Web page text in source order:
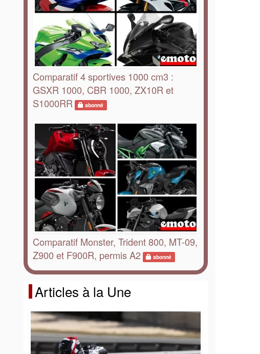
Comparatif 4 sportives 1000 cm3 :
GSXR 1000, CBR 1000, ZX10R et
S1000RR
abonné
Comparatif Monster, Trident 800, MT-09,
Z900 et F900R, permis A2
abonné
Articles à la Une